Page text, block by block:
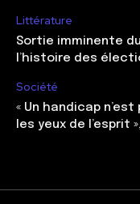
Littérature
Sortie imminente
l’histoire des
Société
« Un handicap
les yeux de l’esprit